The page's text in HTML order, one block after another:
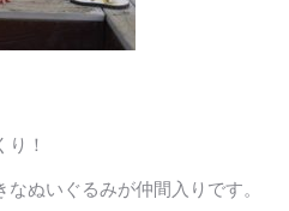
！
ぬいぐるみが仲間入りです。